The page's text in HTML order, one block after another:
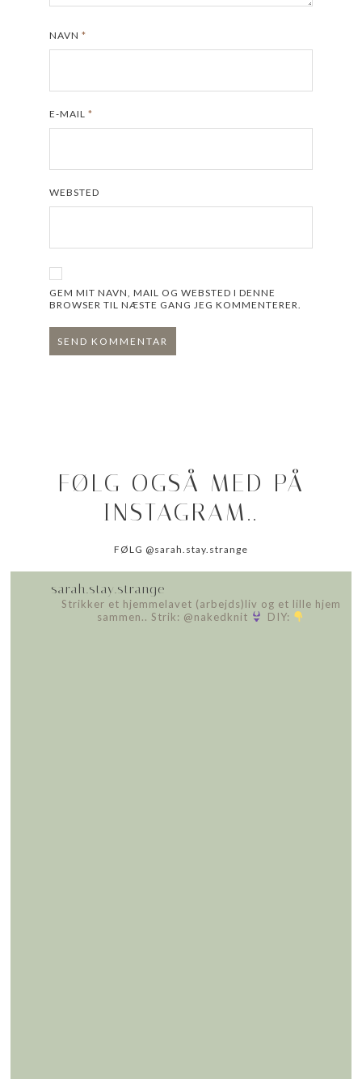
NAVN *
E-MAIL *
WEBSTED
GEM MIT NAVN, MAIL OG WEBSTED I DENNE
BROWSER TIL NÆSTE GANG JEG KOMMENTERER.
FØLG OGSÅ MED PÅ
INSTAGRAM..
FØLG @sarah.stay.strange
sarah.stay.strange
Strikker et hjemmelavet (arbejds)liv og et lille hjem
sammen.. Strik: @nakedknit DIY: